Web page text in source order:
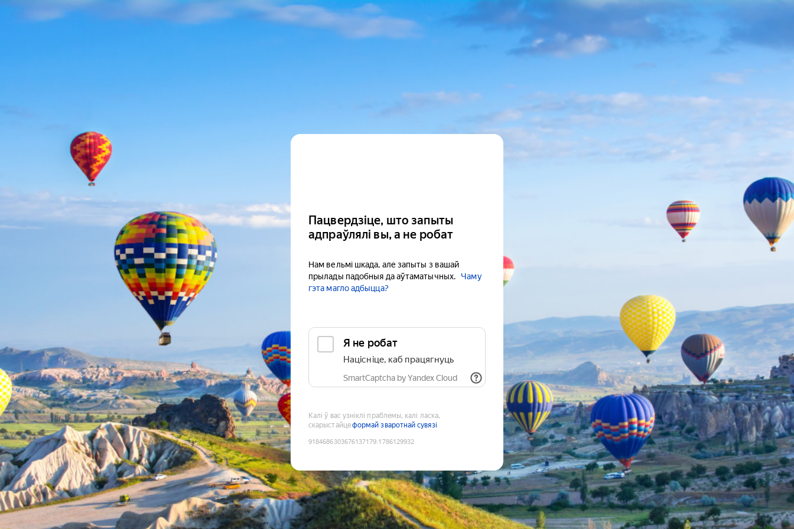
Пацвердзіце, што запыты
адпраўлялі вы, а не робат
Нам вельмі шкада, але запыты з вашай
прылады падобныя да аўтаматычных.
Чаму
гэта магло адбыцца?
Я не робат
Націсніце, каб працягнуць
SmartCaptcha by Yandex Cloud
Калі ў вас узніклі праблемы, калі ласка,
скарыстайцеформай зваротнай сувязі
9184686303676137179:1786129932